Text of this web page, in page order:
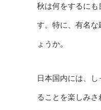
秋は何をするに
す。特に、有名
ょうか。
日本国内には、
ることを楽しみ